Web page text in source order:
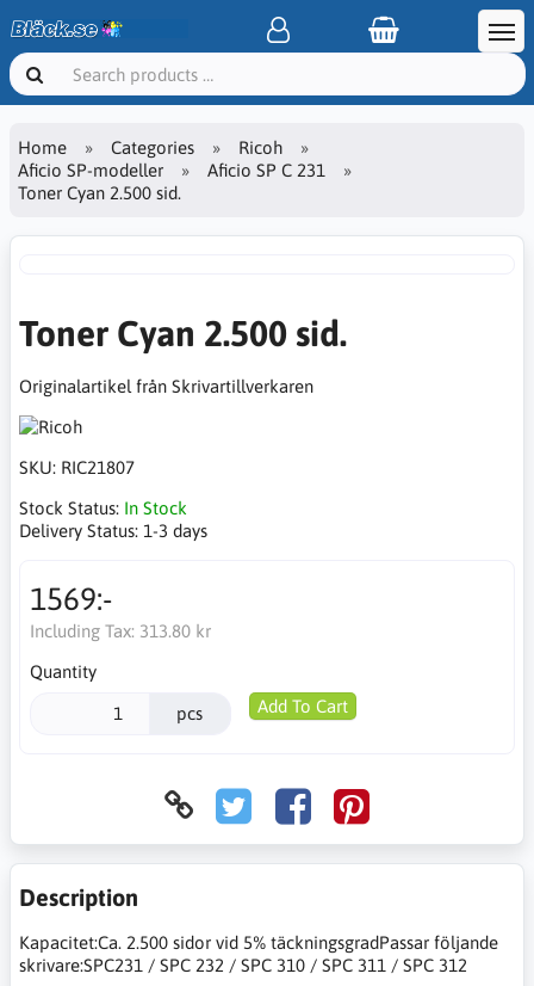
Home Categories
Ricoh
Aficio SP-modeller
Aficio SP C 231
Toner Cyan 2.500 sid.
Toner Cyan 2.500 sid.
Originalartikel från Skrivartillverkaren
SKU: RIC21807
Stock Status: In Stock
Delivery Status: 1-3 days
1569:-
Including Tax: 313.80 kr
Quantity
pcs Add To Cart
Description
Kapacitet:Ca. 2.500 sidor vid 5% täckningsgradPassar följande
skrivare:SPC231 / SPC 232 / SPC 310 / SPC 311 / SPC 312